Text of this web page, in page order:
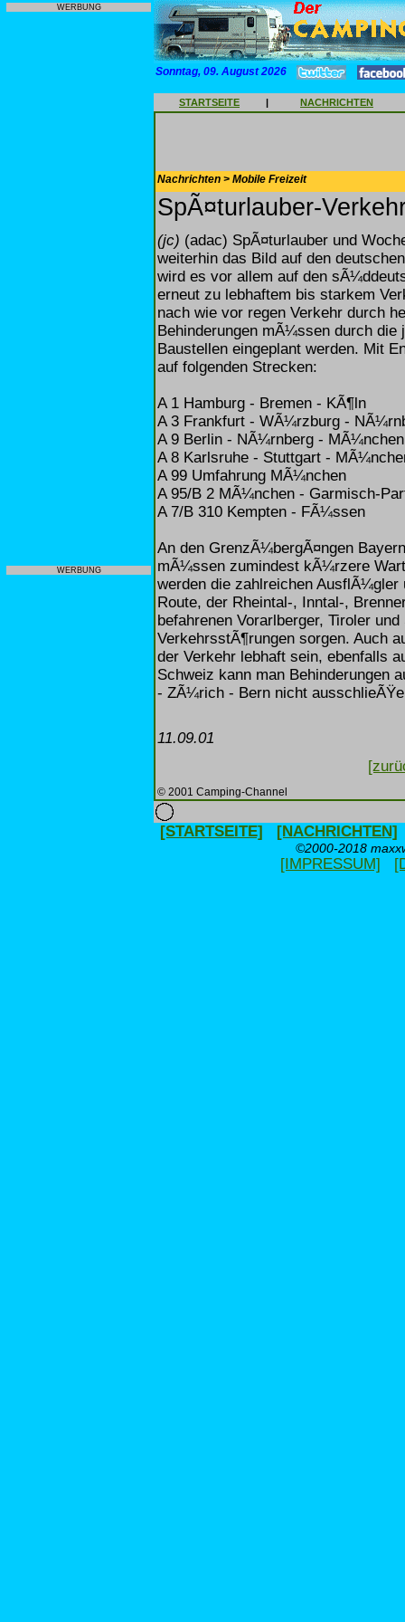
WERBUNG
WERBUNG
Sonntag, 09. August 2026
STARTSEITE | NACHRICHTEN
Nachrichten > Mobile Freizeit
SpÃ¤turlauber-
(jc) (adac) SpÃ¤turlauber und
weiterhin das Bild auf den
wird es vor allem auf den
erneut zu lebhaftem bis starkem
nach wie vor regen Verkehr durch
Behinderungen mÃ¼ssen durch
Baustellen eingeplant werden. Mit
auf folgenden Strecken:
A 1 Hamburg - Bremen - KÃ¶ln
A 3 Frankfurt - WÃ¼rzburg -
A 9 Berlin - NÃ¼rnberg - MÃ¼nchen
A 8 Karlsruhe - Stuttgart -
A 99 Umfahrung MÃ¼nchen
A 95/B 2 MÃ¼nchen - Garmisch-
A 7/B 310 Kempten - FÃ¼ssen
An den GrenzÃ¼bergÃ¤ngen
mÃ¼ssen zumindest kÃ¼rzere
werden die zahlreichen
Route, der Rheintal-, Inntal-,
befahrenen Vorarlberger, Tiroler
VerkehrsstÃ¶rungen sorgen. Auch
der Verkehr lebhaft sein, ebenfalls
Schweiz kann man Behinderungen
- ZÃ¼rich - Bern nicht
11.09.01
© 2001 Camping-Channel
[STARTSEITE] [NACHRICHTEN]
©2000-2018
[IMPRESSUM]